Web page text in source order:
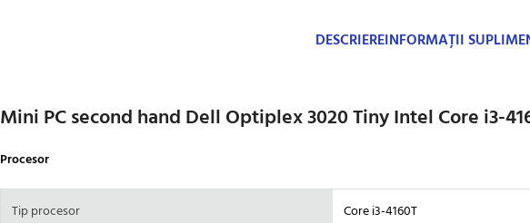
DESCRIEREINFORMAȚII
Mini PC second hand Dell Optiplex 3020 Tiny Intel Core i3-
Procesor
Tip procesor Core i3-4160T